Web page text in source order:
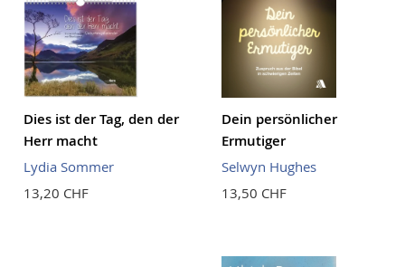
Dies ist der Tag, den der
Herr macht
Lydia Sommer
13,20 CHF
Dein persönlicher
Ermutiger
Selwyn Hughes
13,50 CHF